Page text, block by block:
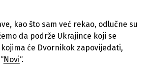
kao što sam već rekao, odlučne su
da podrže Ukrajince koji se
će Dvornikok zapovijedati,
Novi“.